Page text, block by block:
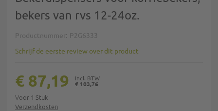
bekers van rvs 12-24oz.
Productnummer P2G6333
Schrijf de eerste review over dit product
Verzendkosten
€ 103,76
€ 87,19
Voor 1 Stuk